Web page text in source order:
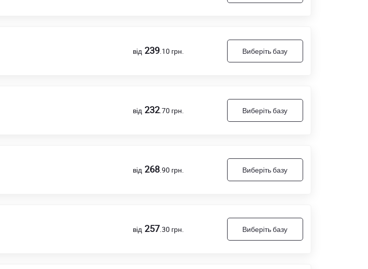
від 239.10 грн. Виберіть базу
від 232.70 грн. Виберіть базу
від 268.90 грн. Виберіть базу
від 257.30 грн. Виберіть базу